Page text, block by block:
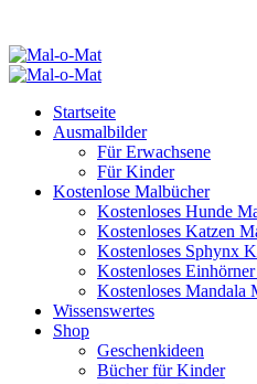
Startseite
Ausmalbilder
Für Erwachsene
Für Kinder
Kostenlose Malbücher
Kostenloses Hunde
Kostenloses Katzen
Kostenloses Sphynx
Kostenloses
Kostenloses Mandala
Wissenswertes
Shop
Geschenkideen
Bücher für Kinder